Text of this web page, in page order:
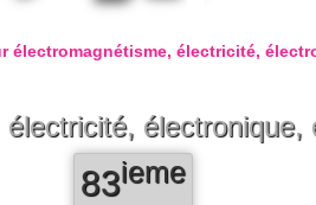
électromagnétisme, électricité,
électronique,
83ieme